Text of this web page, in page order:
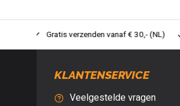
Verzendkosten € 2,95 (NL)
KLANTENSERVICE
Veelgestelde vragen